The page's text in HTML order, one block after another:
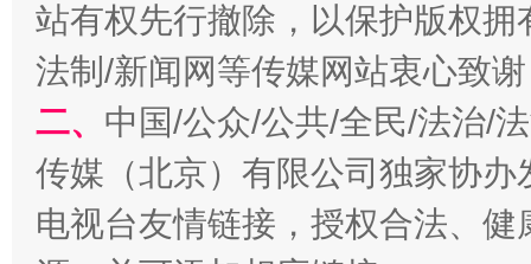
受贿1.44亿！段成刚被判无期 从幼
站有权先行撤除，以保护版权
法制/新闻网等传媒网站衷心致
二、 中国/公众/公共/全民/法治/
传媒（北京）有限公司独家协
电视台友情链接，授权合法、